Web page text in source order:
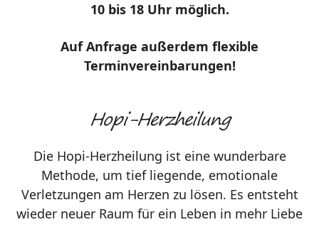
10 bis 18 Uhr möglich.
Auf Anfrage außerdem flexible
Terminvereinbarungen!
Hopi-Herzheilung
Die Hopi-Herzheilung ist eine wunderbare
Methode, um tief liegende, emotionale
Verletzungen am Herzen zu lösen. Es entsteht
wieder neuer Raum für ein Leben in mehr Liebe